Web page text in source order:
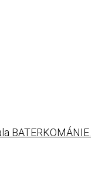
BATERKOMÁNIE.